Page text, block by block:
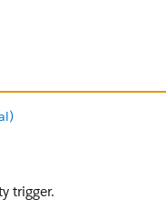
if
for (Opportunity
if
trigger.